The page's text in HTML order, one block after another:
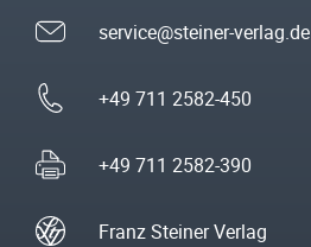
service@steiner-verlag.de
+49 711 2582-450
+49 711 2582-390
Franz Steiner Verlag